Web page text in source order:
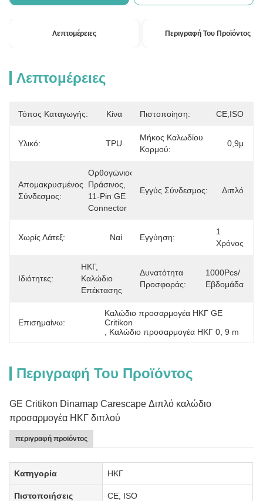
Λεπτομέρειες Περιγραφή Του Προϊόντος
Λεπτομέρειες
Τόπος Καταγωγής: Κίνα Πιστοποίηση: CE,ISO
Υλικό: TPU
Μήκος Καλωδίου
Κορμού:
0,9μ
Απομακρυσμένος
Σύνδεσμος:
Ορθογώνιος,
Πράσινος,
11-Pin GE
Connector
Εγγύς Σύνδεσμος: Διπλό
Χωρίς Λάτεξ: Ναί Εγγύηση:
1
Χρόνος
Ιδιότητες:
ΗΚΓ,
Καλώδιο
Επέκτασης
Δυνατότητα
Προσφοράς:
1000Pcs/
Εβδομάδα
Επισημαίνω:
Καλώδιο προσαρμογέα ΗΚΓ GE
Critikon
Καλώδιο προσαρμογέα ΗΚΓ 0 , 9 m
Περιγραφή Του Προϊόντος
GE Critikon Dinamap Carescape Διπλό καλώδιο
προσαρμογέα ΗΚΓ διπλού
περιγραφή προϊόντος
Κατηγορία ΗΚΓ
Πιστοποιήσεις CE, ISO